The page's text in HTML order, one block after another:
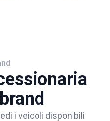
i veicoli disponibili